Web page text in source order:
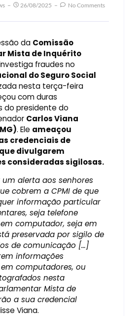
26/08/2025 No Comments
da Comissão
Mista de Inquérito
fraudes no
do Seguro Social
nesta terça-feira
com duras
do presidente do
Carlos Viana
. Ele ameaçou
credenciais de
divulgarem
consideradas sigilosas.
um alerta aos senhores
cobrem a CPMI de que
informação particular
seja telefone
computador, seja em
preservada por sigilo de
de comunicação […]
informações
computadores, ou
nesta
Mista de
a sua credencial
Viana.